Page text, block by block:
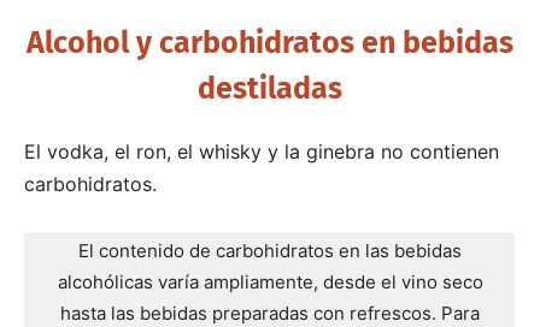
Alcohol y carbohidratos en bebidas
destiladas
El vodka, el ron, el whisky y la ginebra no contienen
carbohidratos.
El contenido de carbohidratos en las bebidas
alcohólicas varía ampliamente, desde el vino seco
hasta las bebidas preparadas con refrescos. Para